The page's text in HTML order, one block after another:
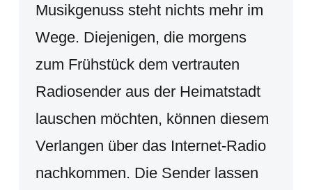
Musikgenuss steht nichts mehr im
Wege. Diejenigen, die morgens
zum Frühstück dem vertrauten
Radiosender aus der Heimatstadt
lauschen möchten, können diesem
Verlangen über das Internet-Radio
nachkommen. Die Sender lassen